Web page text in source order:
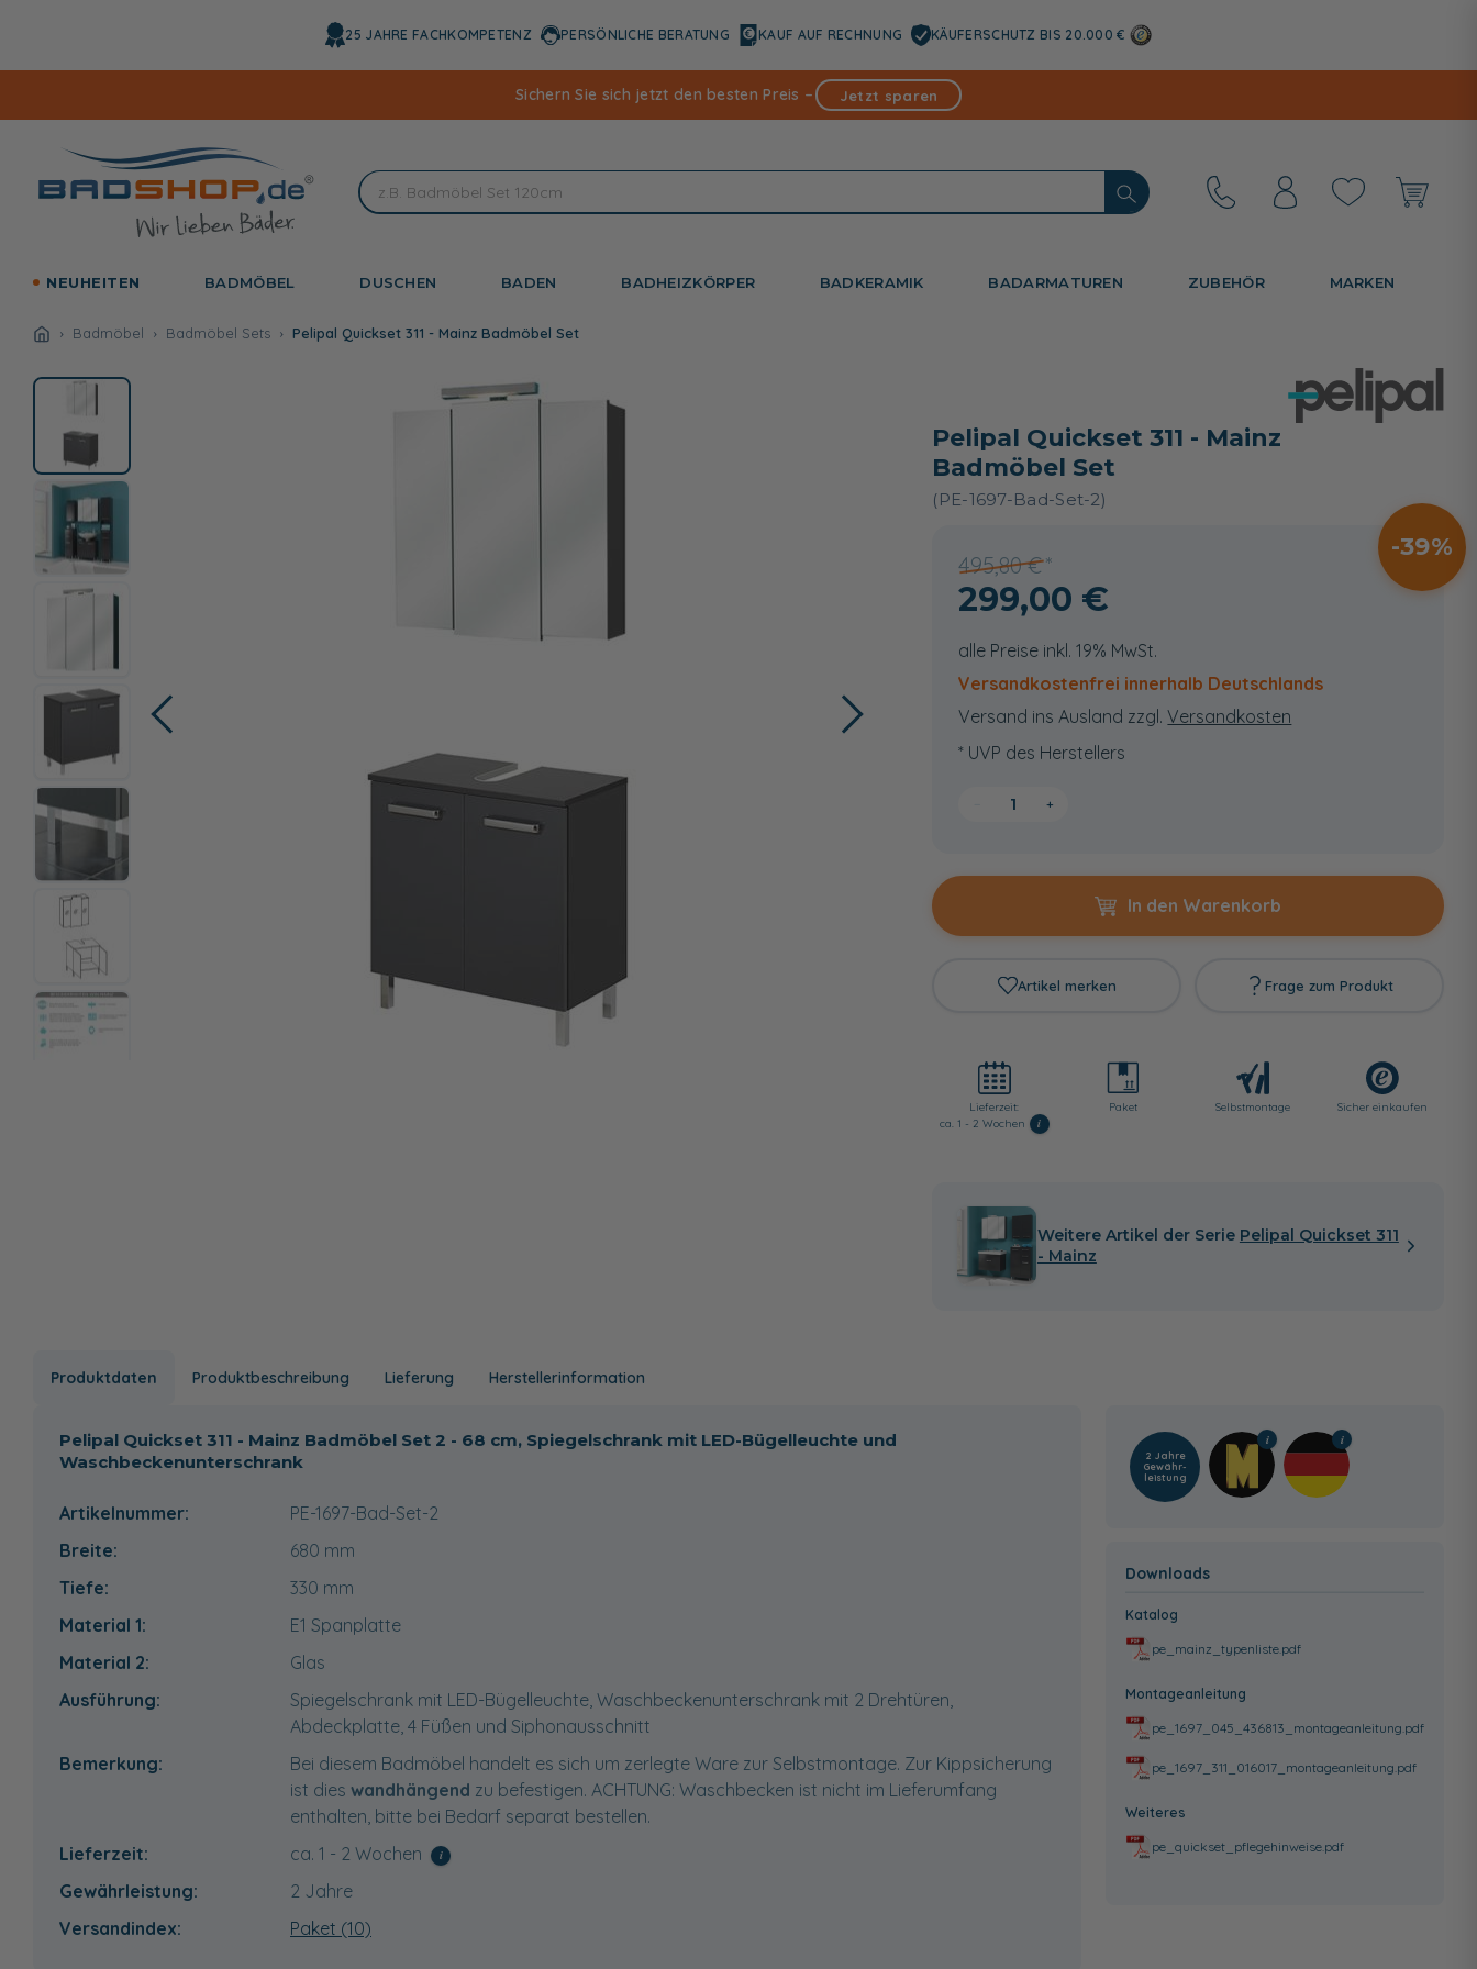
25 JAHRE FACHKOMPETENZ PERSÖNLICHE BERATUNG KAUF AUF RECHNUNG KÄUFERSCHUTZ BIS 20.000 €
Sichern Sie sich jetzt den besten Preis – Jetzt sparen
NEUHEITEN BADMÖBEL DUSCHEN BADEN BADHEIZKÖRPER BADKERAMIK BADARMATUREN ZUBEHÖR MARKEN
Badmöbel Badmöbel Sets Pelipal Quickset 311 - Mainz Badmöbel Set
Pelipal Quickset 311 - Mainz
Badmöbel Set
(PE-1697-Bad-Set-2)
495,80 €
39
299,00 €
alle Preise inkl. 19% MwSt.
Versandkostenfrei innerhalb Deutschlands
Versand ins Ausland zzgl.Versandkosten
* UVP des Herstellers
+
In den Warenkorb
Artikel merken Frage zum Produkt
Lieferzeit:
ca. 1 - 2 Wochen
i
Paket Selbst­montage Sicher einkaufen
Weitere Artikel der Serie Pelipal Quickset 311
- Mainz
Produktdaten Produktbeschreibung Lieferung Herstellerinformation
Pelipal Quickset 311 - Mainz Badmöbel Set 2 - 68 cm, Spiegelschrank mit LED-Bügelleuchte und
Waschbeckenunterschrank
Artikelnummer:
PE-1697-Bad-Set-2
Breite:
680 mm
Tiefe:
330 mm
Material 1:
E1 Spanplatte
Material 2:
Glas
Ausführung:
Spiegelschrank mit LED-Bügelleuchte, Waschbeckenunterschrank mit 2 Drehtüren,
Abdeckplatte, 4 Füßen und Siphonausschnitt
Bemerkung:
Bei diesem Badmöbel handelt es sich um zerlegte Ware zur Selbstmontage. Zur Kippsicherung
ist dies wandhängend zu befestigen. ACHTUNG: Waschbecken ist nicht im Lieferumfang
enthalten, bitte bei Bedarf separat bestellen.
Lieferzeit:
ca. 1 - 2 Wochen i
Gewährleistung:
2 Jahre
Versandindex:
Paket (10)
2 Jahre
Gewähr­
leistung
Downloads
Katalog
pe_mainz_typenliste.pdf
Montageanleitung
pe_1697_045_436813_montageanleitung.pdf
pe_1697_311_016017_montageanleitung.pdf
Weiteres
pe_quickset_pflegehinweise.pdf